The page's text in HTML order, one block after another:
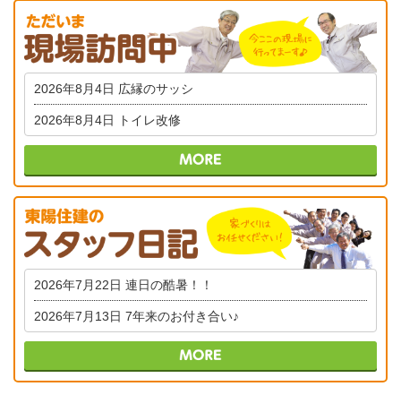
2026年8月4日 広縁のサッシ
2026年8月4日 トイレ改修
2026年7月22日 連日の酷暑！！
2026年7月13日 7年来のお付き合い♪